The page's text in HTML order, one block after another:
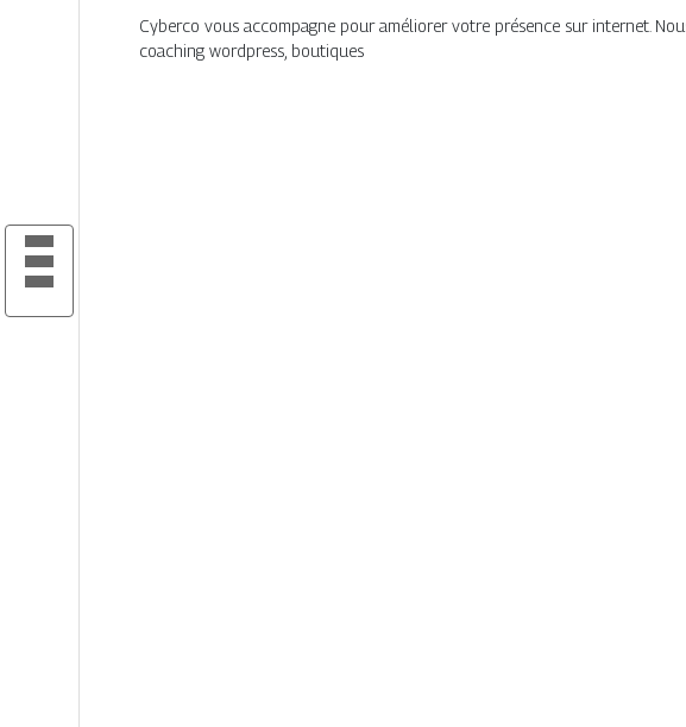
Cyberco vous accompagne pour améliorer votre présence sur internet.
coaching wordpress, boutiques